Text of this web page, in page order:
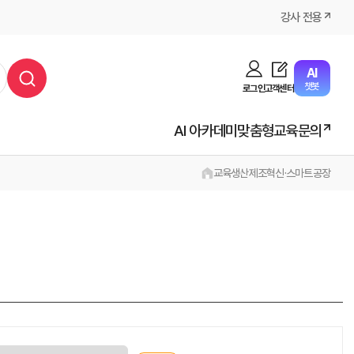
강사 전용
로그인고객센터
AI
챗봇
AI 아카데미맞춤형교육문의
교육생산제조혁신·스마트공장